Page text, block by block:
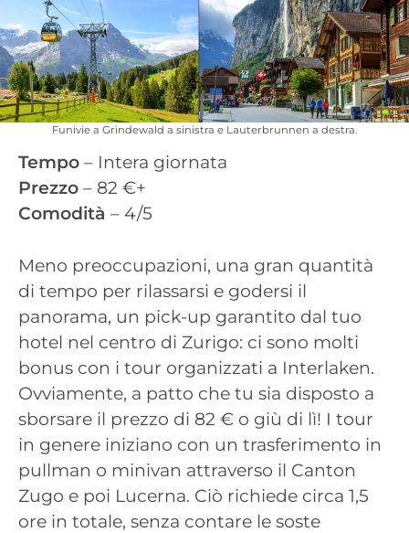
Funivie a Grindewald a sinistra e Lauterbrunnen a destra.
Tempo – Intera giornata
Prezzo – 82 €+
Comodità – 4/5
Meno preoccupazioni, una gran quantità
di tempo per rilassarsi e godersi il
panorama, un pick-up garantito dal tuo
hotel nel centro di Zurigo: ci sono molti
bonus con i tour organizzati a Interlaken.
Ovviamente, a patto che tu sia disposto a
sborsare il prezzo di 82 € o giù di lì! I tour
in genere iniziano con un trasferimento in
pullman o minivan attraverso il Canton
Zugo e poi Lucerna. Ciò richiede circa 1,5
ore in totale, senza contare le soste